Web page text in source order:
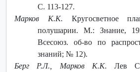
С. 113-127.
Марков К.К. Кругосветное
полушарии. М.: Знание,
Всесоюз. об-во по
знаний; № 12).
Берг Р.Л., Марков К.К. Лев